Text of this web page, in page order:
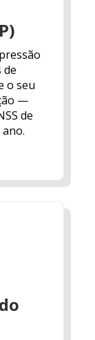
de
o seu
—
de